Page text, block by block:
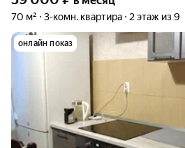
70 м² 3-комн. квартира 2 этаж из 9
онлайн показ